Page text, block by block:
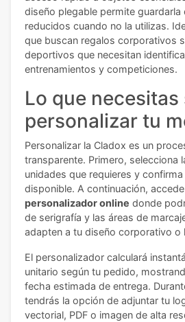
diseño plegable permite guardarla
reducidos cuando no la utilizas.
que buscan regalos corporativos
deportivos que necesitan
entrenamientos y competiciones.
Lo que necesitas
personalizar tu
Personalizar la Cladox es un
transparente. Primero, selecciona
unidades que requieres y
disponible. A continuación,
personalizador online donde
de serigrafía y las áreas de
adapten a tu diseño corporativo
El personalizador calculará
unitario según tu pedido,
fecha estimada de entrega.
tendrás la opción de adjuntar tu
vectorial, PDF o imagen de alta